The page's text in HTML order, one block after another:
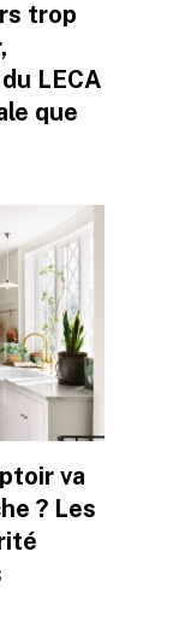
trop
LECA
que
va
? Les